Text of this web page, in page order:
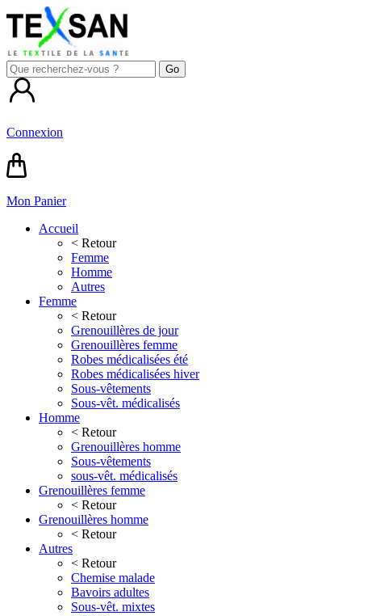
Connexion
Mon Panier
Accueil
< Retour
Femme
Homme
Autres
Femme
< Retour
Grenouillères de jour
Grenouillères femme
Robes médicalisées été
Robes médicalisées hiver
Sous-vêtements
Sous-vêt. médicalisés
Homme
< Retour
Grenouillères homme
Sous-vêtements
sous-vêt. médicalisés
Grenouillères femme
< Retour
Grenouillères homme
< Retour
Autres
< Retour
Chemise malade
Bavoirs adultes
Sous-vêt. mixtes